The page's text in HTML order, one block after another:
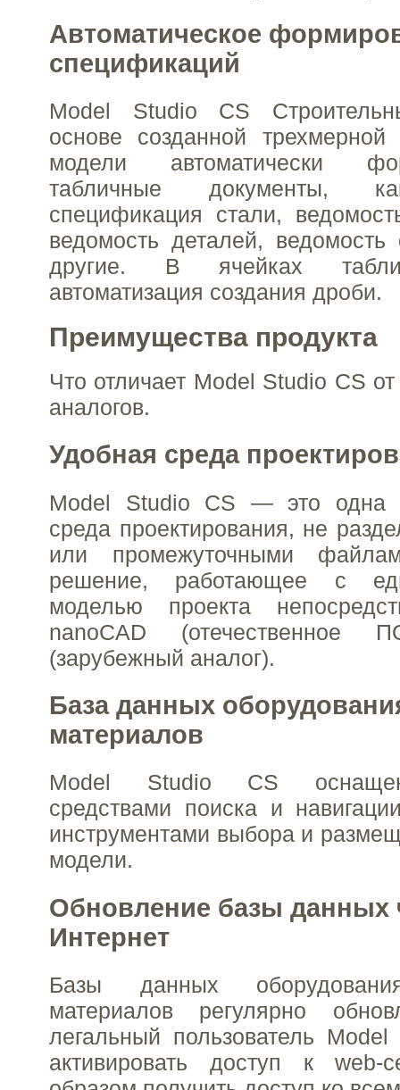
Автоматическое
спецификаций
Model Studio CS
основе созданной
модели автоматически
табличные документы,
спецификация стали,
ведомость деталей,
другие. В ячейках
автоматизация создания дроби.
Преимущества продукта
Что отличает Model Studio CS от
аналогов.
Удобная среда
Model Studio CS — это одна
среда проектирования, не
или промежуточными
решение, работающее с
моделью проекта
nanoCAD
(зарубежный аналог).
База данных
материалов
Model Studio CS
средствами поиска и
инструментами выбора и
модели.
Обновление базы данных
Интернет
Базы данных
материалов регулярно
легальный пользователь
активировать доступ к web-